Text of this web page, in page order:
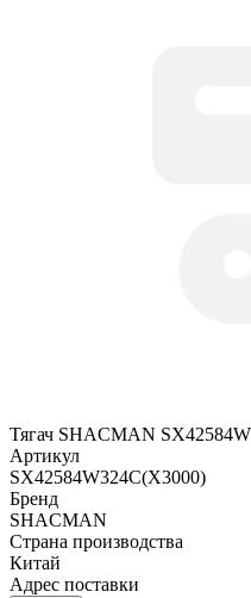
Тягач SHACMAN
Артикул
SX42584W324C(X3000)
Бренд
SHACMAN
Страна производства
Китай
Адрес поставки